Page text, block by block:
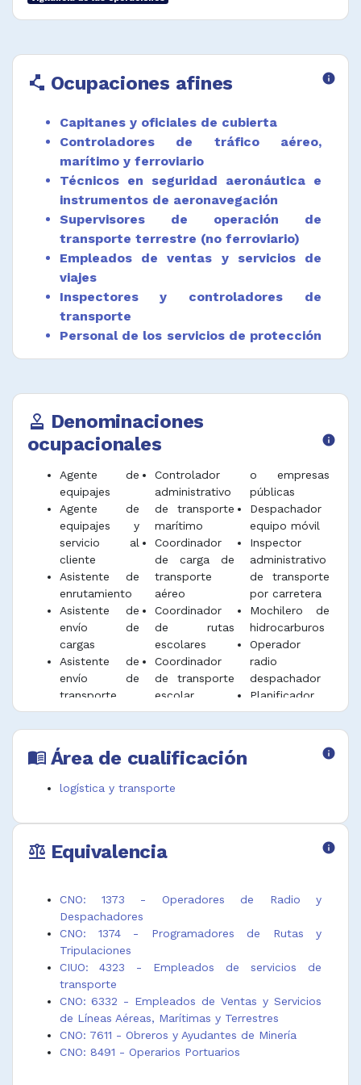
reparaciones requeridas y otra información
para producir informes operativos.
Diligenciar y verificar de documentos
relacionados al servicio de transporte del
pasajero de acuerdo a procedimientos
establecidos.
Rastrear e informar sobre el equipaje de
acuerdo a las políticas y protocolos de
seguridad establecidas.
Preparar informes relacionados con equipaje,
despacho y programación de transporte
destinados a sus directivos.
Desempeñar funciones afines.
polyline Ocupaciones afines info
Capitanes y oficiales de cubierta
Controladores de tráfico aéreo,
marítimo y ferroviario
Técnicos en seguridad aeronáutica e
instrumentos de aeronavegación
Supervisores de operación de
transporte terrestre (no ferroviario)
Empleados de ventas y servicios de
viajes
Inspectores y controladores de
transporte
Personal de los servicios de protección
no clasificadas en otras ocupaciones
elevadores y afines
Operadores de montacargas
Obreros y peones de carga y descarga
Obreros y peones portuarios
Ayudantes de transporte automotor
approval Denominaciones
ocupacionales
info
Agente de
equipajes
Agente de
equipajes y
servicio al
cliente
Asistente de
enrutamiento
Asistente de
envío de
cargas
Asistente de
envío de
transporte
aéreo
Asistente de
movimiento
de carga
operaciones
recibo de
carga
transporte
marítimo de
muelle
Asistente
despachador
de muelles
Asistente
despachador
de transporte
carga
Controlador
administrativo
de transporte
marítimo
Coordinador
de carga de
transporte
aéreo
Coordinador
de rutas
escolares
Coordinador
de transporte
escolar
Despachador
administrativo
gasoductos
Despachador
Despachador
ambulancias
de camiones
de rutas de
transporte
terrestre
Despachador
o empresas
públicas
Despachador
equipo móvil
Inspector
administrativo
de transporte
por carretera
Mochilero de
hidrocarburos
Operador
radio
despachador
Planificador
de tráfico
aéreo
de carga
de transporte
Programador
auxiliar de
vuelo
Programador
menu_book Área de cualificación info
logística y transporte
balance Equivalencia info
CNO: 1373 - Operadores de Radio y
Despachadores
CNO: 1374 - Programadores de Rutas y
Tripulaciones
CIUO: 4323 - Empleados de servicios de
transporte
CNO: 6332 - Empleados de Ventas y Servicios
de Líneas Aéreas, Marítimas y Terrestres
CNO: 7611 - Obreros y Ayudantes de Minería
CNO: 8491 - Operarios Portuarios